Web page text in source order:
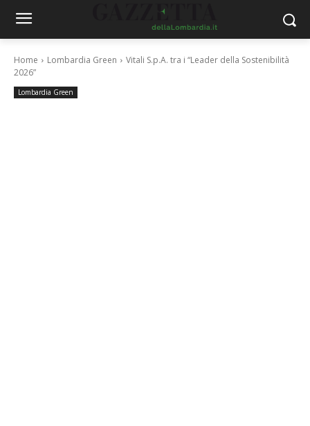
Home Lombardia Green
Vitali S.p.A. tra i “Leader della Sostenibilità
2026”
Lombardia Green